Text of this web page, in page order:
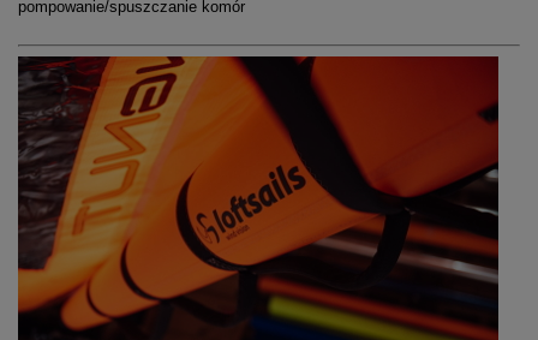
pompowanie/spuszczanie komór